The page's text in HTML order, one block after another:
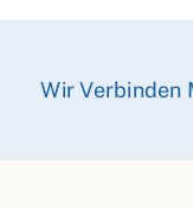
Wir Verbinden